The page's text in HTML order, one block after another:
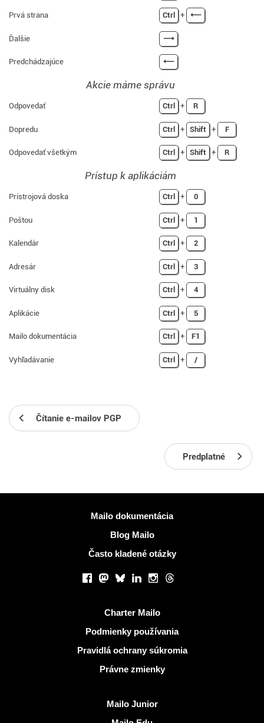
Prvá strana Ctrl + ⟵
Ďalšie ⟶
Predchádzajúce ⟵
Akcie máme správu
Odpovedať Ctrl + R
Dopredu Ctrl + Shift + F
Odpovedať všetkým Ctrl + Shift + R
Prístup k aplikáciám
Prístrojová doska Ctrl + 0
Poštou Ctrl + 1
Kalendár Ctrl + 2
Adresár Ctrl + 3
Virtuálny disk Ctrl + 4
Aplikácie Ctrl + 5
Mailo dokumentácia Ctrl + F1
Vyhľadávanie Ctrl + /
Čítanie e-mailov PGP
Predplatné
Mailo dokumentácia
Blog Mailo
Často kladené otázky
Facebook
Mastodon
BlueskyLinkedInInstagram
Threads
Charter Mailo
Podmienky používania
Pravidlá ochrany súkromia
Právne zmienky
Mailo Junior